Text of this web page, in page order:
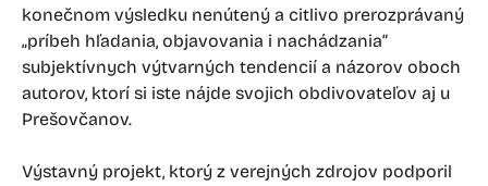
konečnom výsledku nenútený a citlivo prerozprávaný
„príbeh hľadania, objavovania i nachádzania“
subjektívnych výtvarných tendencií a názorov oboch
autorov, ktorí si iste nájde svojich obdivovateľov aj u
Prešovčanov.
Výstavný projekt, ktorý z verejných zdrojov podporil